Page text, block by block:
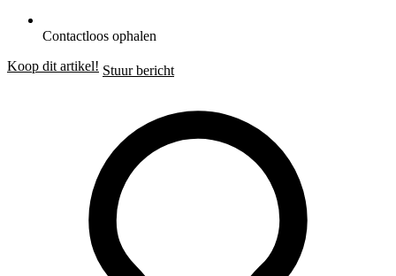
Contactloos ophalen
Koop dit artikel! Stuur bericht